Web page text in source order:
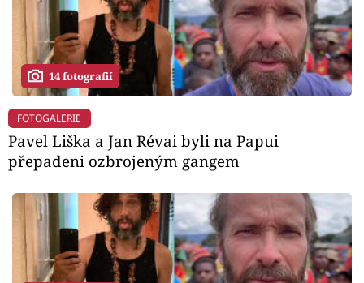
14 fotografií
FOTOGALERIE
Pavel Liška a Jan Révai byli na Papui
přepadeni ozbrojeným gangem